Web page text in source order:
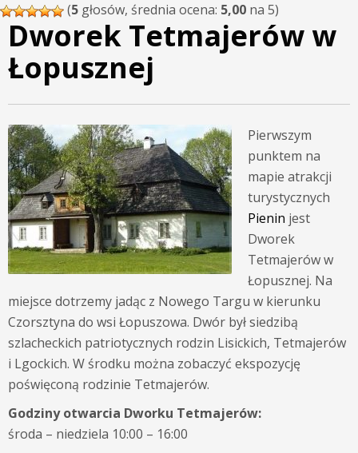
(5 głosów, średnia ocena: 5,00 na 5)
Dworek Tetmajerów w
Łopusznej
Pierwszym
punktem na
mapie atrakcji
turystycznych
Pienin jest
Dworek
Tetmajeróww
Łopusznej. Na
miejsce dotrzemy jadąc z Nowego Targu w kierunku
Czorsztyna do wsi Łopuszowa. Dwór był siedzibą
szlacheckich patriotycznych rodzin Lisickich, Tetmajerów
i Lgockich. W środku można zobaczyć ekspozycję
poświęconą rodzinie Tetmajerów.
Godziny otwarcia Dworku Tetmajerów:
środa – niedziela 10:00 – 16:00